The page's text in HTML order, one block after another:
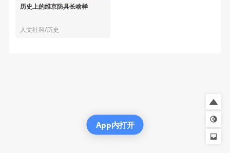
历史上的维京防具长啥样
人文社科/历史
App内打开